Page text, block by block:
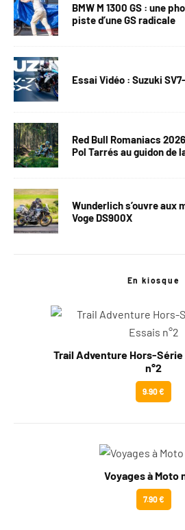
BMW M 1300 GS : une
piste d’une GS radicale
Essai Vidéo : Suzuki
Red Bull Romaniacs
Pol Tarrés au guidon de
Wunderlich s’ouvre aux
Voge DS900X
En kiosque
Trail Adventure Hors-Série
n°2
9.90 €
Voyages à Moto
7.90 €